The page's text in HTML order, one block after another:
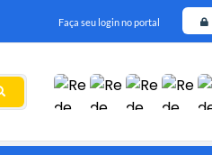
Faça seu login no portal